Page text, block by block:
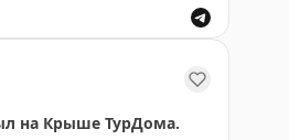
на Крыше ТурДома.